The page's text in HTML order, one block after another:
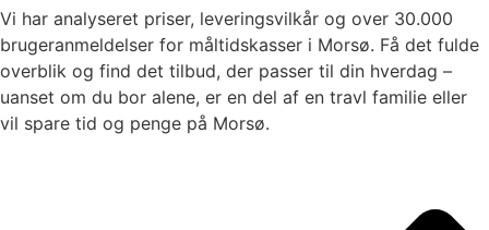
Vi har analyseret priser, leveringsvilkår og over 30.000
brugeranmeldelser for måltidskasser i Morsø. Få det fulde
overblik og find det tilbud, der passer til din hverdag –
uanset om du bor alene, er en del af en travl familie eller
vil spare tid og penge på Morsø.